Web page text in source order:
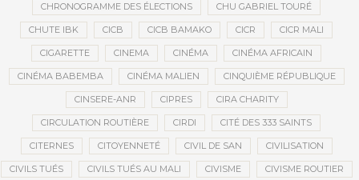
CHRONOGRAMME DES ÉLECTIONS CHU GABRIEL TOURÉ
CHUTE IBK CICB CICB BAMAKO CICR CICR MALI
CIGARETTE CINEMA CINÉMA CINÉMA AFRICAIN
CINÉMA BABEMBA CINÉMA MALIEN CINQUIÈME RÉPUBLIQUE
CINSERE-ANR CIPRES CIRA CHARITY
CIRCULATION ROUTIÈRE CIRDI CITÉ DES 333 SAINTS
CITERNES CITOYENNETÉ CIVIL DE SAN CIVILISATION
CIVILS TUÉS CIVILS TUÉS AU MALI CIVISME CIVISME ROUTIER